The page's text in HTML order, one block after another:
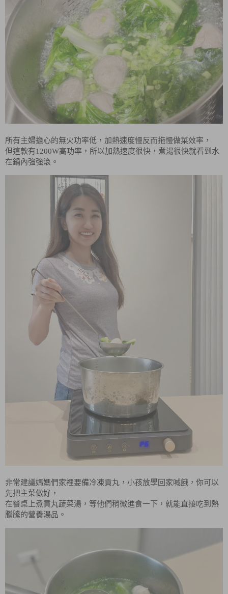
所有主婦擔心的無火功率低，加熱速度慢反而拖慢做菜效率，
但這款有1200W高功率，所以加熱速度很快，煮湯很快就看到水
在鍋內強強滾。
非常建議媽媽們家裡要備冷凍貢丸，小孩放學回家喊餓，你可以
先把主菜做好，
在餐桌上煮貢丸蔬菜湯，等他們稍微進食一下，就能直接吃到熱
騰騰的營養湯品。